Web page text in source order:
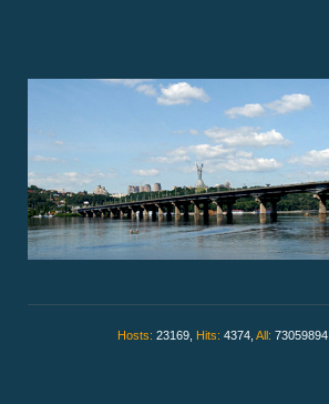
Hosts: 23169, Hits: 4374, All: 73059894